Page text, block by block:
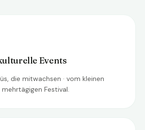
Events
die mitwachsen · vom kleinen
Festival.